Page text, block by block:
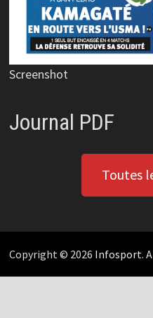
Screenshot
Journal PDF
Toutes
Copyright © 2026 Infosport.